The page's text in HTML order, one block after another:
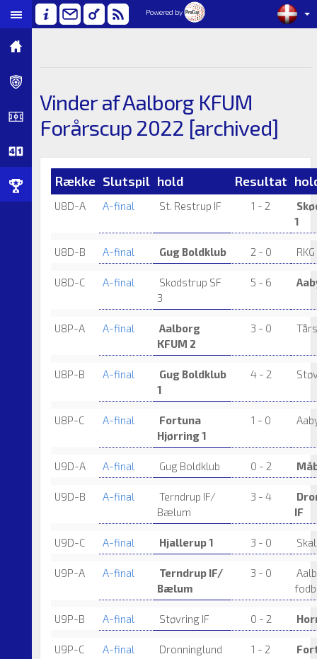
Powered by
Vinder af Aalborg KFUM
Forårscup 2022 [archived]
Række Slutspil hold Resultat
U8D-A A-final St. Restrup IF 1 - 2
1
U8D-B A-final Gug Boldklub 2 - 0
U8D-C A-final
Skødstrup SF
3
5 - 6
U8P-A A-final
Aalborg
KFUM 2
3 - 0
U8P-B A-final
Gug Boldklub
1
4 - 2
U8P-C A-final
Fortuna
Hjørring 1
1 - 0
U9D-A A-final Gug Boldklub 0 - 2
U9D-B A-final
Terndrup IF/
Bælum
3 - 4
IF
U9D-C A-final Hjallerup 1 3 - 0
U9P-A A-final
Terndrup IF/
Bælum
3 - 0
U9P-B A-final Støvring IF 0 - 2
U9P-C A-final
Dronninglund
1 - 2